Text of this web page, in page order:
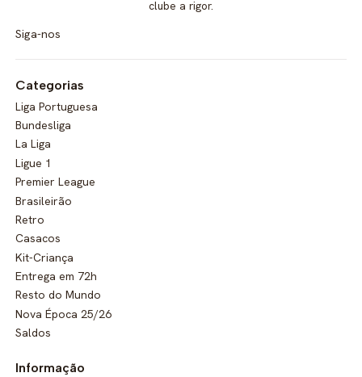
clube a rigor.
Siga-nos
Categorias
Liga Portuguesa
Bundesliga
La Liga
Ligue 1
Premier League
Brasileirão
Retro
Casacos
Kit-Criança
Entrega em 72h
Resto do Mundo
Nova Época 25/26
Saldos
Informação